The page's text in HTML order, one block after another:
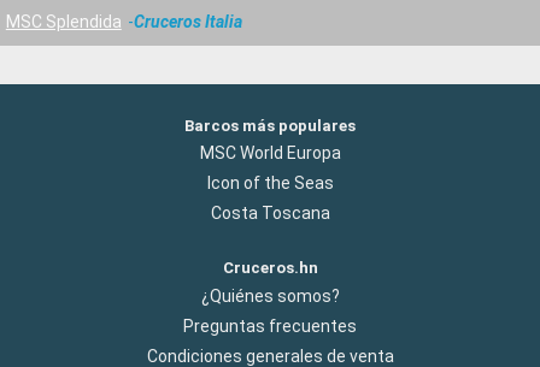
MSC Splendida
Cruceros Italia
Barcos más populares
MSC World Europa
Icon of the Seas
Costa Toscana
Cruceros.hn
¿Quiénes somos?
Preguntas frecuentes
Condiciones generales de venta